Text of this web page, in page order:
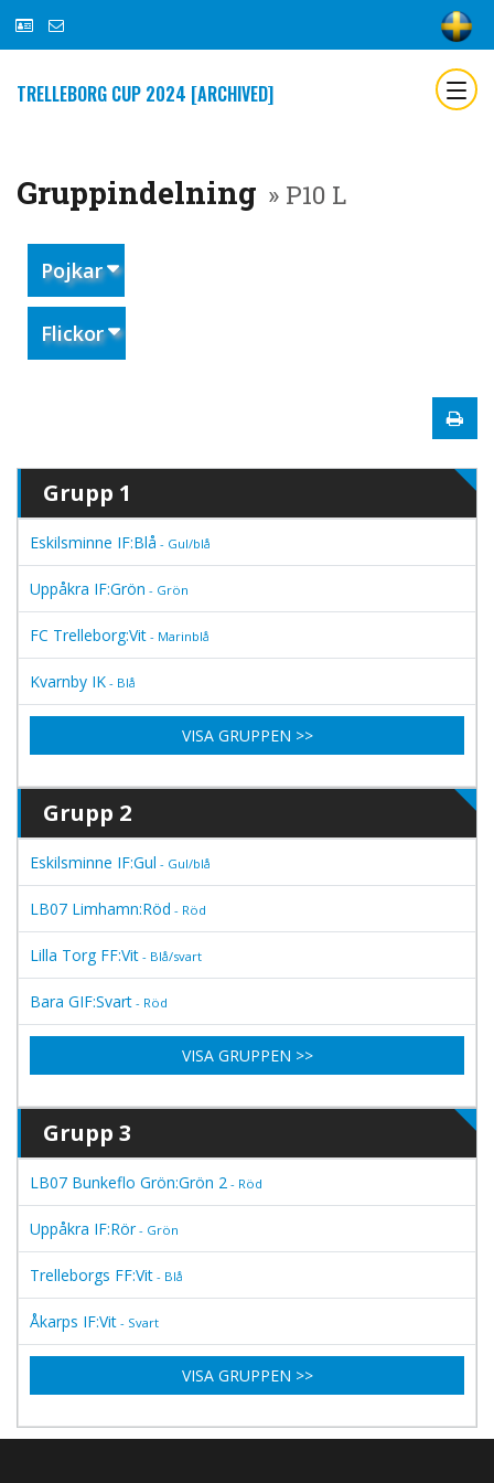
TRELLEBORG CUP 2024 [ARCHIVED]
Gruppindelning » P10 L
Pojkar
Flickor
Grupp 1
Eskilsminne IF:Blå - Gul/blå
Uppåkra IF:Grön - Grön
FC Trelleborg:Vit - Marinblå
Kvarnby IK - Blå
VISA GRUPPEN >>
Grupp 2
Eskilsminne IF:Gul - Gul/blå
LB07 Limhamn:Röd - Röd
Lilla Torg FF:Vit - Blå/svart
Bara GIF:Svart - Röd
VISA GRUPPEN >>
Grupp 3
LB07 Bunkeflo Grön:Grön 2 - Röd
Uppåkra IF:Rör- Grön
Trelleborgs FF:Vit - Blå
Åkarps IF:Vit - Svart
VISA GRUPPEN >>